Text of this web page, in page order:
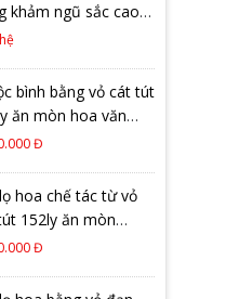
khảm ngũ sắc cao
48 cm
bình bằng vỏ cát tút
ăn mòn hoa văn
Đ
hoa chế tác từ vỏ
152ly ăn mòn
đồng
Đ